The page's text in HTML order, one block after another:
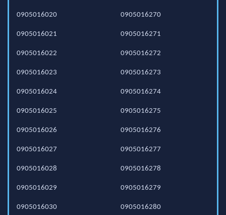
0905016020
0905016021
0905016022
0905016023
0905016024
0905016025
0905016026
0905016027
0905016028
0905016029
0905016030
0905016270
0905016271
0905016272
0905016273
0905016274
0905016275
0905016276
0905016277
0905016278
0905016279
0905016280